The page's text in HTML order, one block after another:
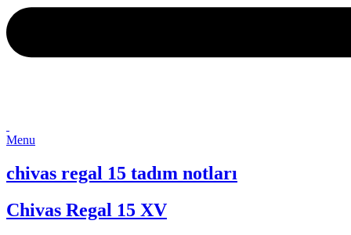
Menu
chivas regal 15 tadım notları
Chivas Regal 15 XV